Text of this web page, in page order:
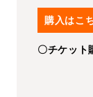
購入はこ
〇チケット